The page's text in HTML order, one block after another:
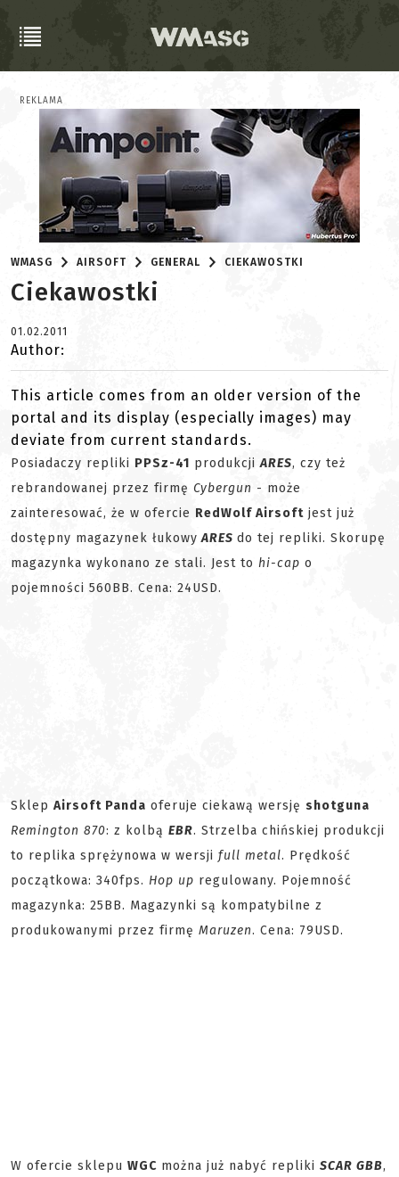
REKLAMA
WMASG AIRSOFT GENERAL CIEKAWOSTKI
Ciekawostki
01.02.2011
Author:
This article comes from an older version of the
portal and its display (especially images) may
deviate from current standards.
Posiadaczy repliki PPSz-41 produkcjiARES, czy też
rebrandowanej przez firmę Cybergun - może
zainteresować, że w ofercie RedWolf Airsoft jest już
dostępny magazynek łukowy ARES do tej repliki. Skorupę
magazynka wykonano ze stali. Jest to hi-cap o
pojemności 560BB. Cena: 24USD.
Sklep Airsoft Panda oferuje ciekawą wersję shotguna
Remington 870: z kolbą EBR. Strzelba chińskiej produkcji
to replika sprężynowa w wersji full metal. Prędkość
początkowa: 340fps. Hop up regulowany. Pojemność
magazynka: 25BB. Magazynki są kompatybilne z
produkowanymi przez firmę Maruzen. Cena: 79USD.
W ofercie sklepu WGC można już nabyć repliki SCAR GBB,